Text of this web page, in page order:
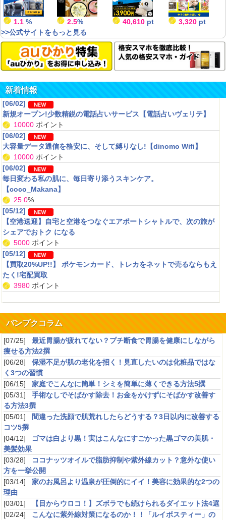
よかった
2020/11/28 hiro0931g ：★★★★★
毎回楽しみです。これからも訪れたいと思います。
貯まらない
2020/08/25 saikachi ：
ぜんぜん貯まらないと思うけど。アンケート少なくて、うっとうしくないと言えばう
っとうしくないけど。長い目で見て、他のサイトと合わせて利用すれば続くと思う。
疲れた時にはおすすめ
2020/08/24 ぴかぴかむーん ：★★★★
体の疲れがたまった時、全身をもみほぐしてもらうとリフレッシュします。
自分でやるストレッチよりリラックス出来るのが良いです。
男の潤い
おすすめです
2020/08/01 ユイ1515 ：★★★★★
マクロミルは面白くて楽しいポイントサイトでポイントを楽しくためれます
2020/07/25 こうめ2020 ：★★★★
エポスが運営するたまるマーケットというサイトがありますが、アマゾンでお買い物
するときにそこを経由しています。
エポスカードのポイントもたまるし、利用金額に応じたポイントももらえます!
1.1 % 2.5% 40,610 pt 3,320 pt
>>公式サイトをもっと見る
新着情報
[06/02]
新規オープン!少数精鋭の電話占いサービス【電話占いヴェリテ】
10000 ポイント
[06/02]
大容量データ通信を格安に、そして縛りなし!【dinomo Wifi】
10000 ポイント
[06/02]
毎日変わる私の肌に、毎日寄り添うスキンケア。
【coco_Makana】
25.0%
[05/12]
【空港送迎】自宅と空港をつなぐエアポートシャトルで、次の旅が
シェアでおトク になる
5000 ポイント
[05/12]
【買取20%UP!!】 ポケモンカード、トレカをネットで売るならもえ
たく!宅配買取
3980 ポイント
バンプクコラム
[07/25] 最近胃腸が疲れてない？プチ断食で胃腸を健康にしながら
痩せる方法2撰
[06/28] 保湿不足が肌の老化を招く！見直したいのは化粧品ではな
く3つの習慣
[06/15] 家庭でこんなに簡単！シミを簡単に薄くできる方法5撰
[05/31] 手術なしでそばかす除去！お金をかけずにそばかす改善す
る方法3撰
[05/01] 間違った洗顔で肌荒れしたらどうする？3日以内に改善する
コツ5撰
[04/12]
ゴマは白より黒！実はこんなにすごかった黒ゴマの美肌・
美髪効果
[03/28]
ココナッツオイルで脂肪抑制や紫外線カット？意外な使い
方を一挙公開
[03/14] 家のお風呂より温泉が圧倒的にイイ！美容に効果的な2つの
理由
[03/01]
【目からウロコ！】ズボラでも続けられるダイエット法4選
[02/24] こんなに紫外線対策になるのか！！「ルイボスティー」の